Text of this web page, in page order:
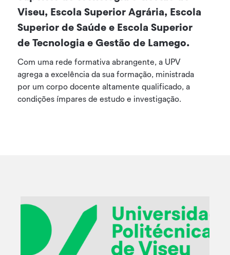
Viseu, Escola Superior Agrária, Escola
Superior de Saúde e Escola Superior
de Tecnologia e Gestão de Lamego.
Com uma rede formativa abrangente, a UPV
agrega a excelência da sua formação, ministrada
por um corpo docente altamente qualificado, a
condições ímpares de estudo e investigação.